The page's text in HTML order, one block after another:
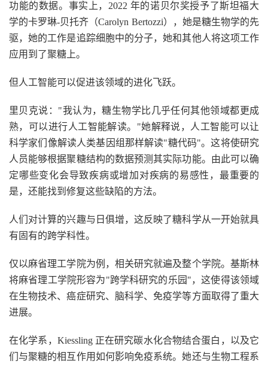
功能的数据。事实上，2022 年的诺贝尔奖授予了斯坦福大
学的卡罗琳-贝托齐（Carolyn Bertozzi），她是糖生物学的先
驱，她的工作是追踪细胞中的分子，她和其他人将这项工作
应用到了聚糖上。
但人工智能可以促进该领域的进化飞跃。
里贝克说："我认为，糖生物学比几乎任何其他领域都更成
熟，可以进行人工智能解读。"她解释说，人工智能可以让
科学家们像解读人类基因组那样解读"糖代码"。这将使研究
人员能够根据聚糖结构的数据预测其实际功能。由此可以确
定哪些变化会导致疾病或增加对疾病的易感性，最重要的
是，还能找到修复这些缺陷的方法。
人们对计算的兴趣与日俱增，这反映了糖科学从一开始就具
有固有的跨学科性。
仅以麻省理工学院为例，相关研究就遍及整个学院。基斯林
将麻省理工学院形容为"跨学科研究的乐园"，这使得该领域
在生物技术、癌症研究、脑科学、免疫学等方面取得了重大
进展。
在化学系，Kiessling 正在研究碳水化合物结合蛋白，以及它
们与聚糖的相互作用如何影响免疫系统。她还与生物工程系